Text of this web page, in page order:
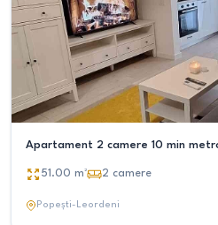
Apartament 2 camere 10 min
51.00 m² 2 camere
Popești-Leordeni